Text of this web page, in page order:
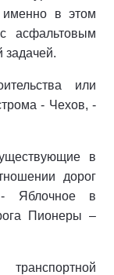
именно в этом
асфальтовым
задачей.
или
- Чехов, -
в
дорог
Яблочное в
Пионеры –